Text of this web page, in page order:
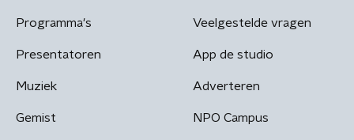
Programma's
Presentatoren
Muziek
Gemist
Veelgestelde vragen
App de studio
Adverteren
NPO Campus